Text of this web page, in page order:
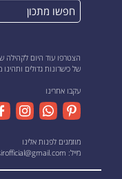
הצטרפו עוד היום לקהילה
של כישרונות גדולים
עקבו אחרינו
מוזמנים לפנות אלינו
מייל: